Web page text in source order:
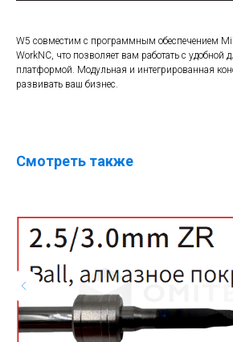
W5 совместим с программным обеспечением
WorkNC, что позволяет вам работать с удобной
платформой. Модульная и интегрированная
развивать ваш бизнес.
Смотреть также